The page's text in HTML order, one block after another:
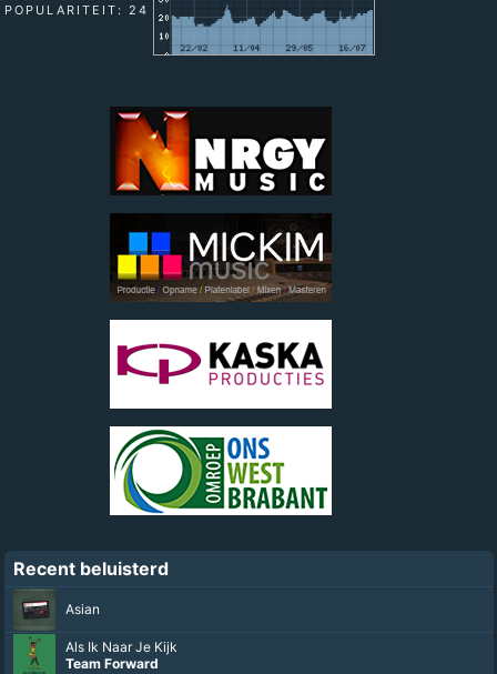
POPULARITEIT: 24
Recent beluisterd
Asian
Als Ik Naar Je Kijk
Team Forward